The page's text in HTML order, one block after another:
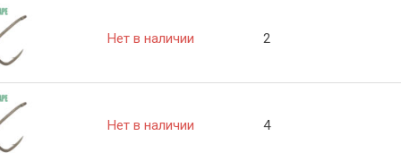
Нет в наличии 2
Нет в наличии 4